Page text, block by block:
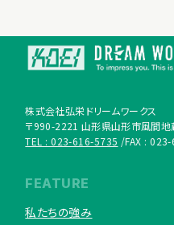
株式会社弘栄ドリームワークス
〒990-2221 山形県山形市風間
TEL : 023-616-5735
FAX :
FEATURE
私たちの強み